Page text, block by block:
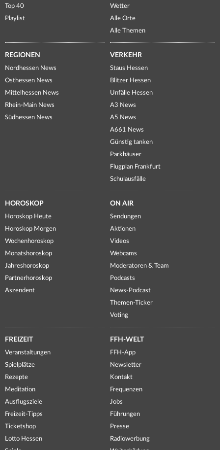
Top 40
Playlist
Wetter
Alle Orte
Alle Themen
REGIONEN
Nordhessen News
Osthessen News
Mittelhessen News
Rhein-Main News
Südhessen News
VERKEHR
Staus Hessen
Blitzer Hessen
Unfälle Hessen
A3 News
A5 News
A661 News
Günstig tanken
Parkhäuser
Flugplan Frankfurt
Schulausfälle
HOROSKOP
Horoskop Heute
Horoskop Morgen
Wochenhoroskop
Monatshoroskop
Jahreshoroskop
Partnerhoroskop
Aszendent
ON AIR
Sendungen
Aktionen
Videos
Webcams
Moderatoren & Team
Podcasts
News-Podcast
Themen-Ticker
Voting
FREIZEIT
Veranstaltungen
Spielplätze
Rezepte
Meditation
Ausflugsziele
Freizeit-Tipps
Ticketshop
Lotto Hessen
FFH-WELT
FFH-App
Newsletter
Kontakt
Frequenzen
Jobs
Führungen
Presse
Radiowerbung